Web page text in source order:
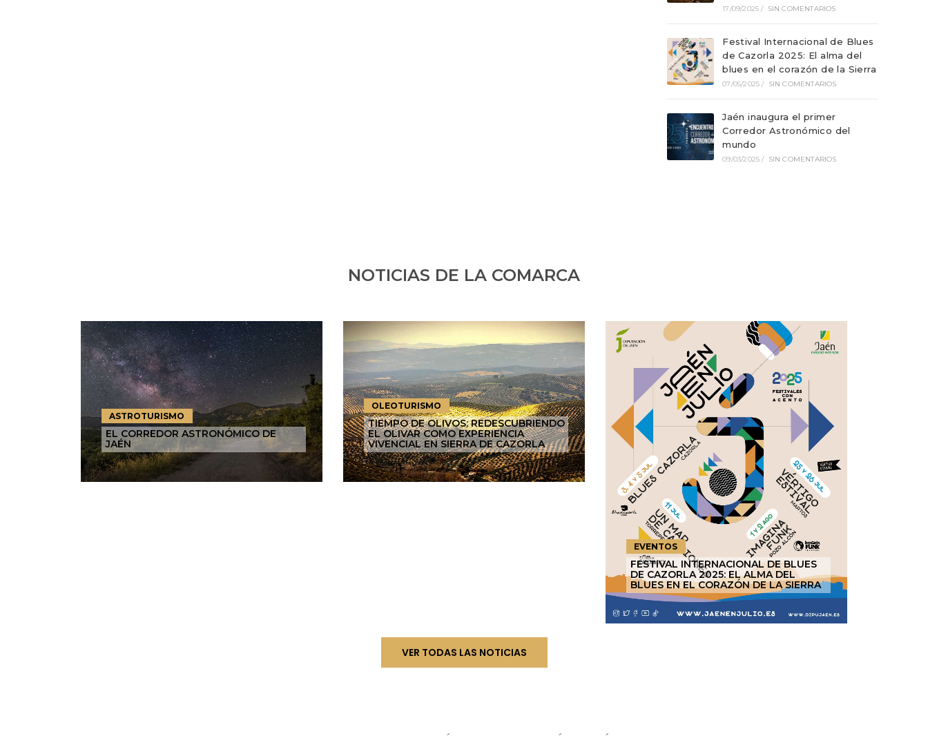
17/09/2025 / SIN COMENTARIOS
Festival Internacional de Blues
de Cazorla 2025: El alma del
blues en el corazón de la Sierra
07/05/2025 / SIN COMENTARIOS
Jaén inaugura el primer
Corredor Astronómico del
mundo
09/03/2025 / SIN COMENTARIOS
NOTICIAS DE LA COMARCA
ASTROTURISMO
EL CORREDOR ASTRONÓMICO DE
JAÉN
OLEOTURISMO
TIEMPO DE OLIVOS: REDESCUBRIENDO
EL OLIVAR COMO EXPERIENCIA
VIVENCIAL EN SIERRA DE CAZORLA
EVENTOS
FESTIVAL INTERNACIONAL DE BLUES
DE CAZORLA 2025: EL ALMA DEL
BLUES EN EL CORAZÓN DE LA SIERRA
VER TODAS LAS NOTICIAS